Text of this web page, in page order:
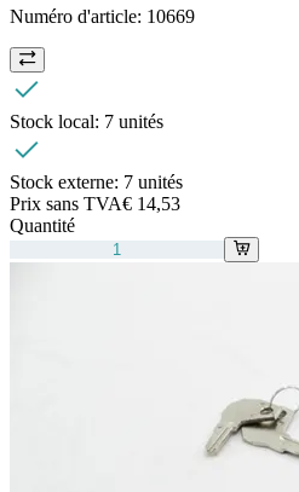
Numéro d'article: 10669
Stock local: 7 unités
Stock externe: 7 unités
Prix sans TVA€ 14,53
Quantité